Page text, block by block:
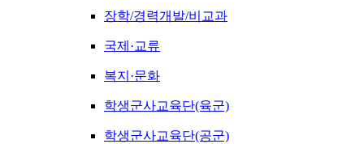
장학/경력개발/비교과
국제·교류
복지·문화
학생군사교육단(육군)
학생군사교육단(공군)